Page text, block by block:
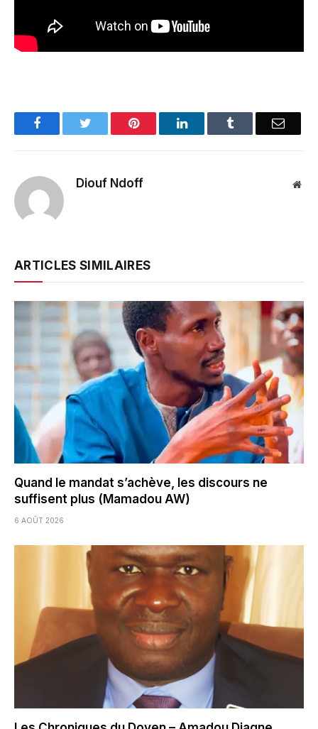
FacebookTwitter Pinterest LinkedInTumblr Email
Diouf Ndoff
ARTICLES SIMILAIRES
Quand le mandat s’achève, les discours ne
suffisent plus (Mamadou AW)
6 AOÛT 2026